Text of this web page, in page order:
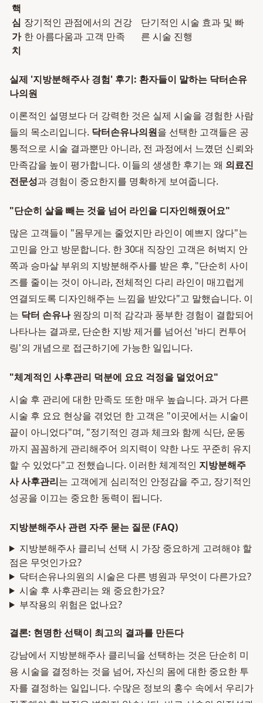
핵
심
가
치
장기적인 관점에서의 건강
한 아름다움과 고객 만족
단기적인 시술 효과 및 빠
른 시술 진행
실제 '지방분해주사 경험' 후기: 환자들이 말하는 닥터손유
나의원
이론적인 설명보다 더 강력한 것은 실제 시술을 경험한 사람
들의 목소리입니다. 닥터손유나의원을 선택한 고객들은 공
통적으로 시술 결과뿐만 아니라, 전 과정에서 느꼈던 신뢰와
만족감을 높이 평가합니다. 이들의 생생한 후기는 왜 의료진
전문성과 경험이 중요한지를 명확하게 보여줍니다.
"단순히 살을 빼는 것을 넘어 라인을 디자인해줬어요"
많은 고객들이 "몸무게는 줄었지만 라인이 예쁘지 않다"는
고민을 안고 방문합니다. 한 30대 직장인 고객은 허벅지 안
쪽과 승마살 부위의 지방분해주사를 받은 후, "단순히 사이
즈를 줄이는 것이 아니라, 전체적인 다리 라인이 매끄럽게
연결되도록 디자인해주는 느낌을 받았다"고 말했습니다. 이
는 닥터 손유나원장의 미적 감각과 풍부한 경험이 결합되어
나타나는 결과로, 단순한 지방 제거를 넘어선 '바디 컨투어
링'의 개념으로 접근하기에 가능한 일입니다.
"체계적인 사후관리 덕분에 요요 걱정을 덜었어요"
시술 후 관리에 대한 만족도 또한 매우 높습니다. 과거 다른
시술 후 요요 현상을 겪었던 한 고객은 "이곳에서는 시술이
끝이 아니었다"며, "정기적인 경과 체크와 함께 식단, 운동
까지 꼼꼼하게 관리해주어 의지력이 약한 나도 꾸준히 유지
할 수 있었다"고 전했습니다. 이러한 체계적인 지방분해주
사 사후관리는 고객에게 심리적인 안정감을 주고, 장기적인
성공을 이끄는 중요한 동력이 됩니다.
지방분해주사 관련 자주 묻는 질문 (FAQ)
지방분해주사 클리닉 선택 시 가장 중요하게 고려해야 할
점은 무엇인가요?
닥터손유나의원의 시술은 다른 병원과 무엇이 다른가요?
시술 후 사후관리는 왜 중요한가요?
부작용의 위험은 없나요?
결론: 현명한 선택이 최고의 결과를 만든다
강남에서 지방분해주사 클리닉을 선택하는 것은 단순히 미
용 시술을 결정하는 것을 넘어, 자신의 몸에 대한 중요한 투
자를 결정하는 일입니다. 수많은 정보의 홍수 속에서 우리가